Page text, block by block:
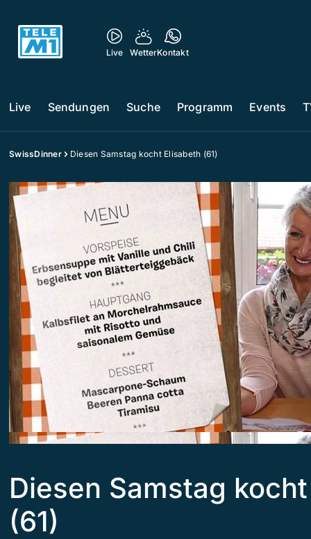
Live WetterKontakt
Live Sendungen Suche Programm Events
SwissDinner Diesen Samstag kocht Elisabeth (61)
Diesen Samstag
(61)